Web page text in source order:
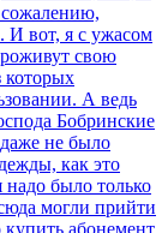
сожалению,
И вот, я с ужасом
свою
которых
А ведь
Бобринские
не было
как это
было только
могли прийти
абонемент